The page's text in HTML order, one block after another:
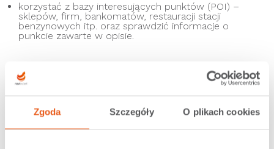
Zgoda Szczegóły O plikach cookies
korzystać z bazy interesujących punktów (POI) –
sklepów, firm, bankomatów, restauracji stacji
benzynowych itp. oraz sprawdzić informacje o
punkcie zawarte w opisie.
« Wróć do wyszukiwarki